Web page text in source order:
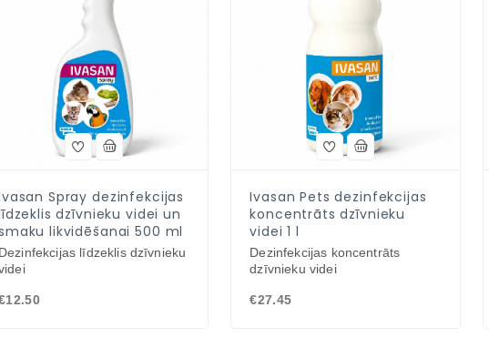
Spray dezinfekcijas
dzīvnieku videi un
likvidēšanai 500 ml
Dezinfekcijas līdzeklis dzīvnieku
Ivasan Pets dezinfekcijas
koncentrāts dzīvnieku
videi 1 l
Dezinfekcijas koncentrāts
dzīvnieku videi
€27.45